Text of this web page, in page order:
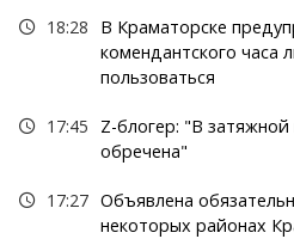
18:28
В Краматорске
комендантского часа
пользоваться
17:45
Z-блогер: "В
обречена"
17:27 Объявлена
некоторых районах